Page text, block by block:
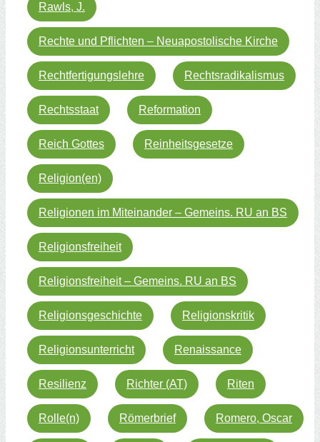
Rawls, J.
Rechte und Pflichten – Neuapostolische Kirche
Rechtfertigungslehre Rechtsradikalismus
Rechtsstaat Reformation
Reich Gottes Reinheitsgesetze
Religion(en)
Religionen im Miteinander – Gemeins. RU an BS
Religionsfreiheit
Religionsfreiheit – Gemeins. RU an BS
Religionsgeschichte Religionskritik
Religionsunterricht Renaissance
Resilienz Richter (AT) Riten
Rolle(n) Römerbrief Romero, Oscar